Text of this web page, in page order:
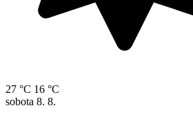
27 °C 16 °C
sobota 8. 8.